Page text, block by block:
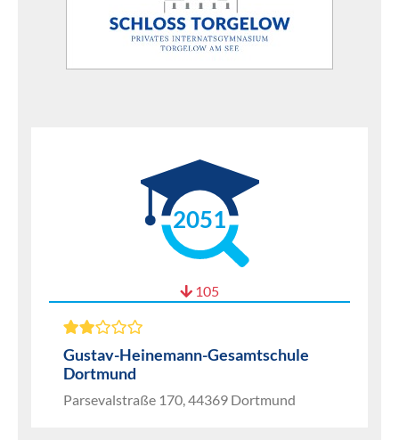
2051
105
Gustav-Heinemann-Gesamtschule
Dortmund
Parsevalstraße 170, 44369 Dortmund